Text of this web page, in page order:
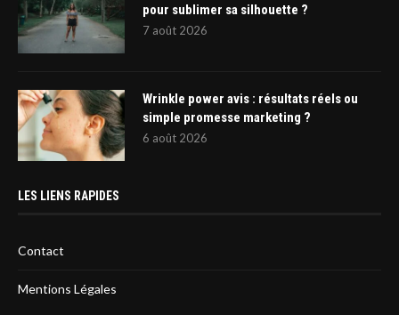
pour sublimer sa silhouette ?
7 août 2026
Wrinkle power avis : résultats réels ou
simple promesse marketing ?
6 août 2026
LES LIENS RAPIDES
Contact
Mentions Légales